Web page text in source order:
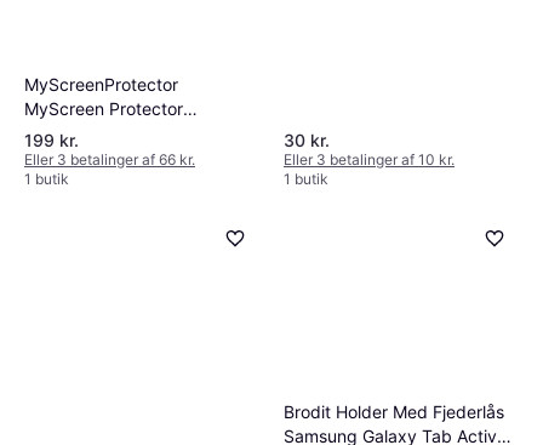
MyScreenProtector
MyScreen Protector
Samsung Galaxy Tab Active
3 8
199 kr.
Eller 3 betalinger af 66 kr.
1 butik
30 kr.
Eller 3 betalinger af 10 kr.
1 butik
Brodit Holder Med Fjederlås
Samsung Galaxy Tab Active